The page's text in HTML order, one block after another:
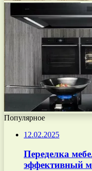
Популярное
12.02.2025
Переделка
эффективный